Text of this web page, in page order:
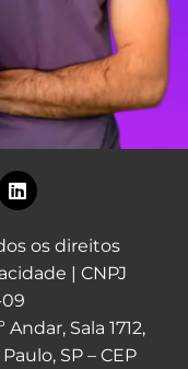
os direitos
| CNPJ
09
Andar, Sala 1712,
SP – CEP